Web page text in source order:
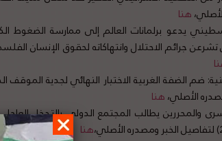
هنا
يدعو برلمانات العالم إلى ممارسة الضغوط
هنا
والمحررين يطالب المجتمع الدولي بالتدخل العاجل
هنا